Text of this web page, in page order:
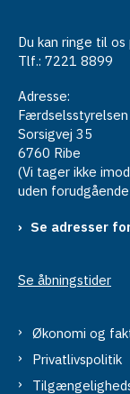
Du kan ringe til os
Tlf.: 7221 8899
Adresse:
Færdselsstyrelsen
Sorsigvej 35
6760 Ribe
(Vi tager ikke
uden
Se adresser
Se åbningstider
Økonomi og
Privatlivspolitik